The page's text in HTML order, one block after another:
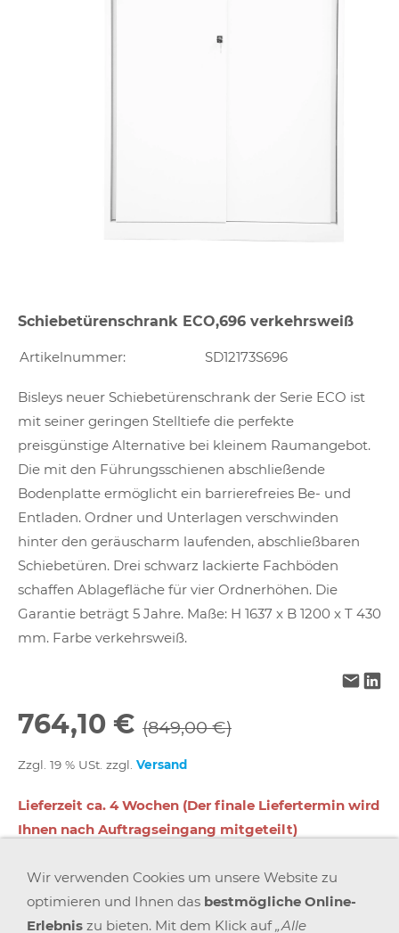
Schiebetürenschrank ECO,696 verkehrsweiß
Artikelnummer: SD12173S696
Bisleys neuer Schiebetürenschrank der Serie ECO ist
mit seiner geringen Stelltiefe die perfekte
preisgünstige Alternative bei kleinem Raumangebot.
Die mit den Führungsschienen abschließende
Bodenplatte ermöglicht ein barrierefreies Be- und
Entladen. Ordner und Unterlagen verschwinden
hinter den geräuscharm laufenden, abschließbaren
Schiebetüren. Drei schwarz lackierte Fachböden
schaffen Ablagefläche für vier Ordnerhöhen. Die
Garantie beträgt 5 Jahre. Maße: H 1637 x B 1200 x T 430
mm. Farbe verkehrsweiß.
764,10 € (849,00 €)
Zzgl. 19 % USt. zzgl. Versand
Lieferzeit ca. 4 Wochen (Der finale Liefertermin wird
Ihnen nach Auftragseingang mitgeteilt)
Wir verwenden Cookies um unsere Website zu
optimieren und Ihnen das bestmögliche Online-
Erlebnis zu bieten. Mit dem Klick auf„Alle